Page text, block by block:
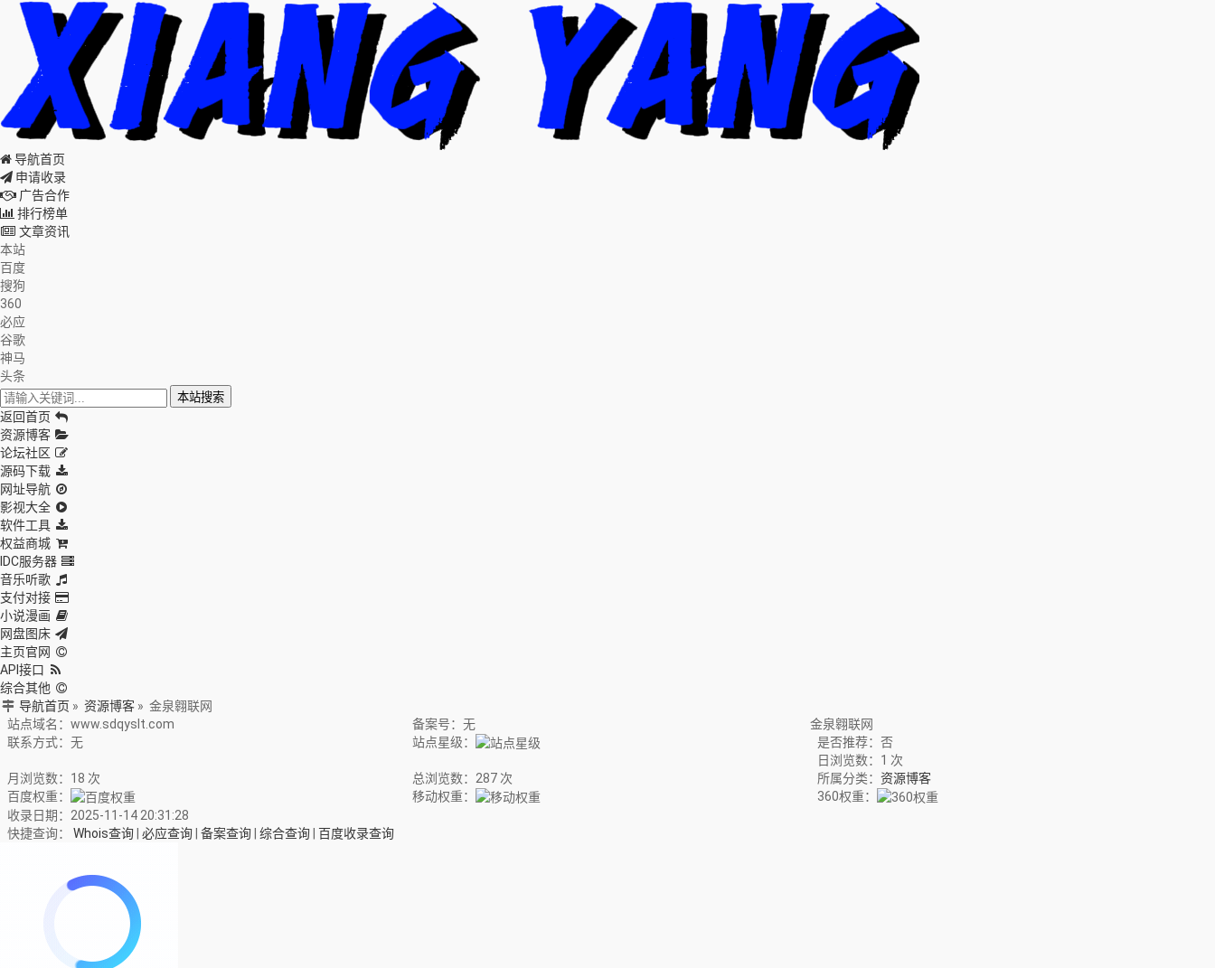
导航首页
申请收录
广告合作
排行榜单
文章资讯
本站
百度
搜狗
360
必应
谷歌
神马
头条
本站搜索
返回首页
资源博客
论坛社区
源码下载
网址导航
影视大全
软件工具
权益商城
IDC服务器
音乐听歌
支付对接
小说漫画
网盘图床
主页官网
API接口
综合其他
导航首页 » 资源博客 » 金泉翱联网
金泉翱联网
站点域名：www.sdqyslt.com
备案号：无
联系方式：无
站点星级：
是否推荐：否
日浏览数：1 次
月浏览数：18 次
总浏览数：287 次 所属分类： 资源博客
百度权重：
移动权重：
360权重：
收录日期：2025-11-14 20:31:28
快捷查询： Whois查询 必应查询 备案查询 综合查询 百度收录查询